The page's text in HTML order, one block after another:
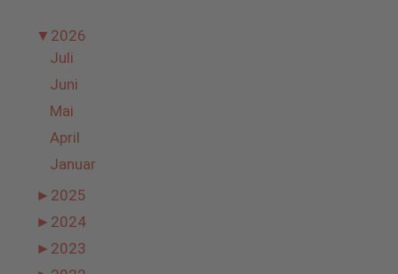
▼ 2026
Juli
Juni
Mai
April
Januar
► 2025
► 2024
► 2023